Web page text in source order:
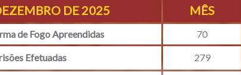
DE 2025 MÊS
de Fogo Apreendidas 70
Efetuadas 279